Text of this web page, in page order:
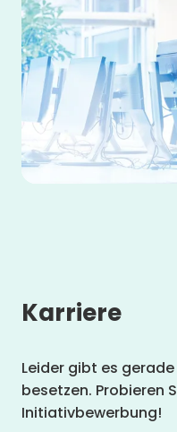
Karriere
Leider gibt es
besetzen. Probieren
Initiativbewerbung!